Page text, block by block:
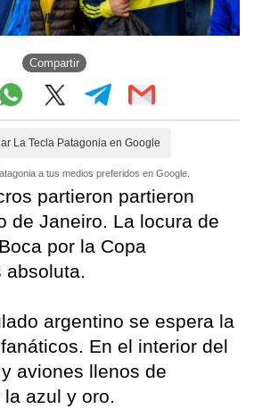
Compartir
La Tecla Patagonia en Google
a tus medios preferidos en Google.
partieron partieron
de Janeiro. La locura de
por la Copa
absoluta.
argentino se espera la
En el interior del
aviones llenos de
azul y oro.